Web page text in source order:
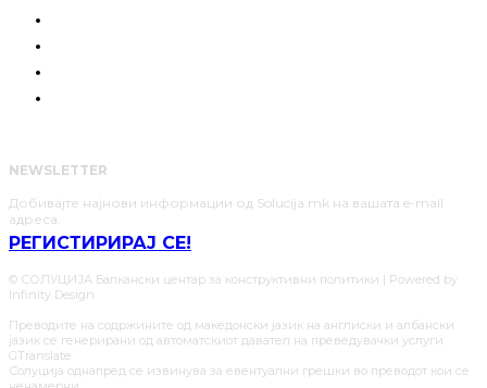
NEWSLETTER
Добивајте најнови информации од Solucija.mk на вашата e-mail
адреса.
РЕГИСТИРИРАЈ СЕ!
© СОЛУЦИЈА Балкански центар за конструктивни политики | Powered by
Infinity Design
Преводите на содржините од македонски јазик на англиски и албански
јазик се генерирани од автоматскиот давател на преведувачки услуги
GTranslate.
Солуција однапред се извинува за евентуални грешки во преводот кои се